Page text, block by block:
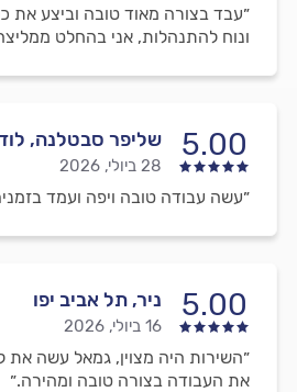
״עבד בצורה מאוד טובה וביצע את
ונוח להתנהלות, אני בהחלט
5.00 שליפר סבטלנה,
28 ביולי, 2026
״עשה עבודה טובה ויפה ועמד
5.00 ניר, תל אביב יפו
16 ביולי, 2026
״השירות היה מצוין, גמאל עשה את
את העבודה בצורה טובה ומהירה.״